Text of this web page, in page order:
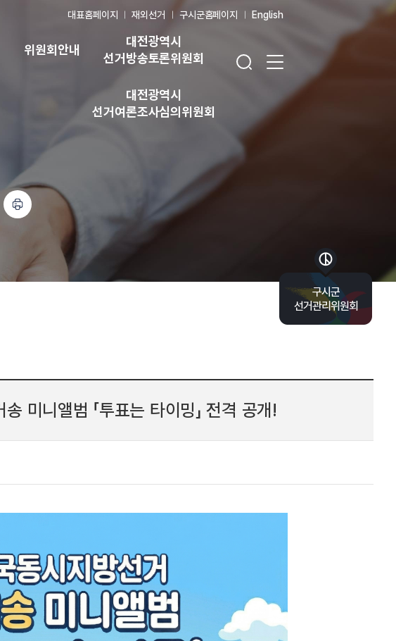
대표홈페이지 재외선거 구시군홈페이지 English
위원회안내
대전광역시
선거방송토론위원회
대전광역시
선거여론조사심의위원회
미니앨범 「투표는 타이밍」 전격 공개!
구시군
선거관리위원회
바로가기 목록 열기